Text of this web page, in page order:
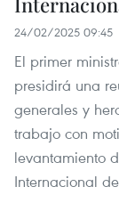
24/02/2025 09:45
El primer
presidirá una
generales y
trabajo con
levantamiento
Internacional